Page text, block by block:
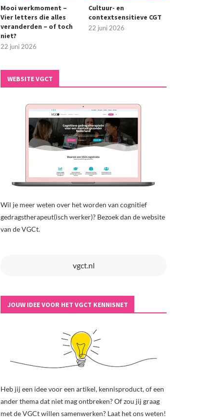
Mooi werkmoment –
Vier letters die alles
veranderden – of toch
niet?
22 juni 2026
Cultuur- en
contextsensitieve CGT
22 juni 2026
WEBSITE VGCT
Wil je meer weten over het worden van cognitief
gedragstherapeut(isch werker)? Bezoek dan de website
van de VGCt.
vgct.nl
JOUW IDEE VOOR HET VGCT KENNISNET
Heb jij een idee voor een artikel, kennisproduct, of een
ander thema dat niet mag ontbreken? Of zou jij graag
met de VGCt willen samenwerken? Laat het ons weten!